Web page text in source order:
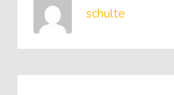
schulte